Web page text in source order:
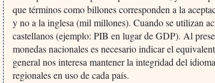
que términos como billones corresponden a la
y no a la inglesa (mil millones). Cuando se utilizan
castellanos (ejemplo: PIB en lugar de GDP). Al
monedas nacionales es necesario indicar el
general nos interesa mantener la integridad del
regionales en uso de cada país.